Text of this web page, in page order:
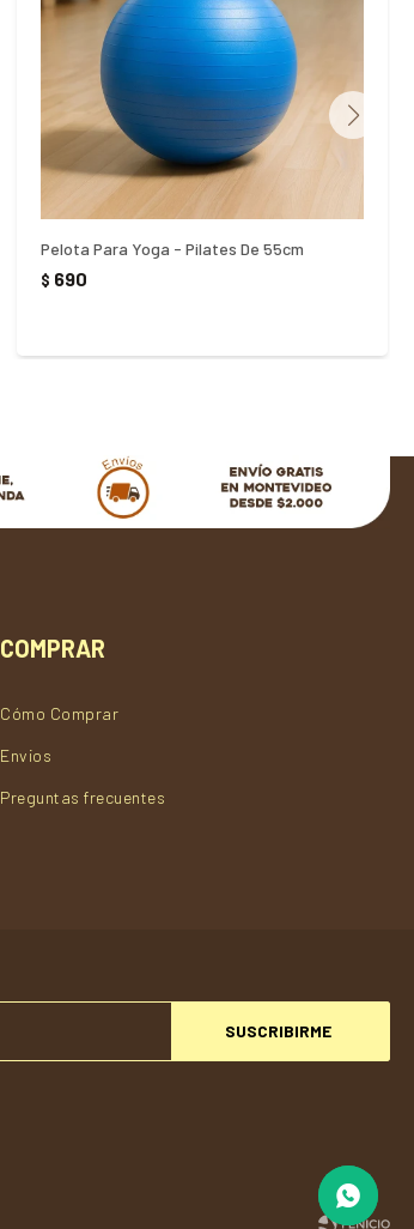
Pelota Para Yoga - Pilates De 55cm
$ 690
SUSCRIBIRME
COMPRAR
Cómo Comprar
Envios
Preguntas frecuentes